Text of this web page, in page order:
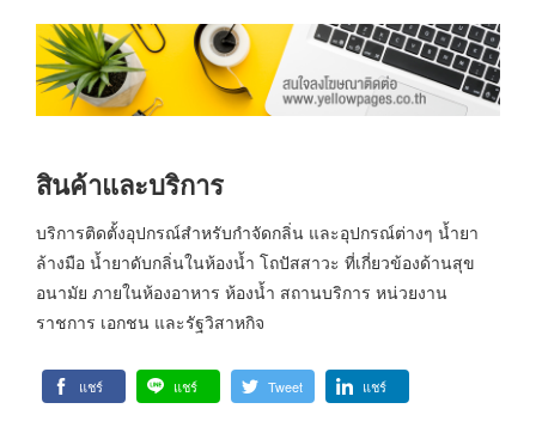
สินค้าและบริการ
บริการติดตั้งอุปกรณ์สำหรับกำจัดกลิ่น และอุปกรณ์ต่างๆ น้ำยา
ล้างมือ น้ำยาดับกลิ่นในห้องน้ำ โถปัสสาวะ ที่เกี่ยวข้องด้านสุข
อนามัย ภายในห้องอาหาร ห้องน้ำ สถานบริการ หน่วยงาน
ราชการ เอกชน และรัฐวิสาหกิจ
แชร์ แชร์ Tweet แชร์